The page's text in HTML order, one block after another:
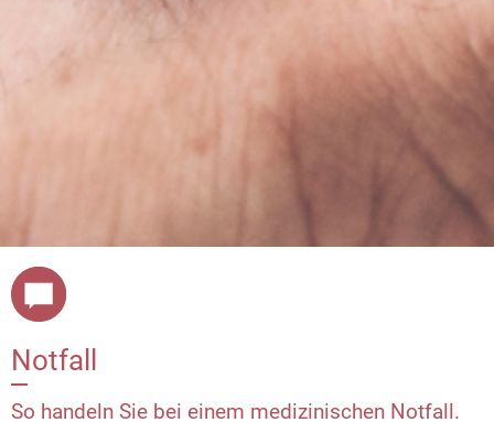
Notfall
So handeln Sie bei einem medizinischen Notfall.